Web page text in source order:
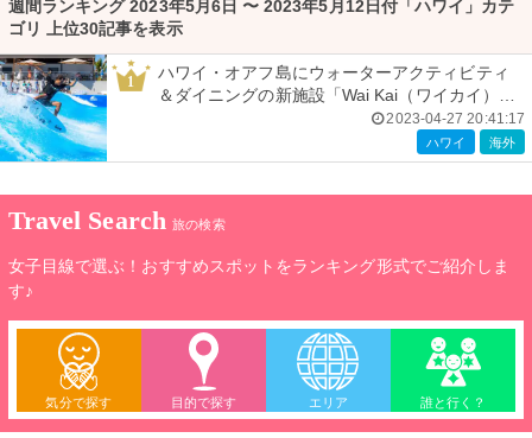
週間ランキング 2023年5月6日 〜 2023年5月12日付「ハワイ」カテ
ゴリ 上位30記事を表示
1
ハワイ・オアフ島にウォーターアクティビティ
＆ダイニングの新施設「Wai Kai（ワイカイ）」
2023-04-27 20:41:17
ハワイ 海外
Travel Search 旅の検索
女子目線で選ぶ！おすすめスポットをランキング形式でご紹介しま
す♪
気分で探す 目的で探す エリア 誰と行く？